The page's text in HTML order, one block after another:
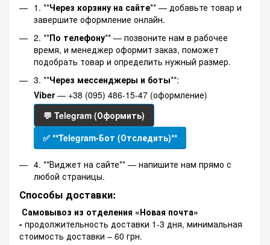
1. **Через корзину на сайте** — добавьте товар и
завершите оформление онлайн.
2. **По телефону** — позвоните нам в рабочее
время, и менеджер оформит заказ, поможет
подобрать товар и определить нужный размер.
3. **Через мессенджеры и боты**:
Viber— +38 (095) 486-15-47 (оформление)
💬 Telegram (Оформить)
✅ **Telegram-Бот (Отследить)**
4. **Виджет на сайте** — напишите нам прямо с
любой страницы.
Способы доставки:
Самовывоз из отделения «Новая почта»
- продолжительность доставки 1-3 дня, минимальная
стоимость доставки – 60 грн.